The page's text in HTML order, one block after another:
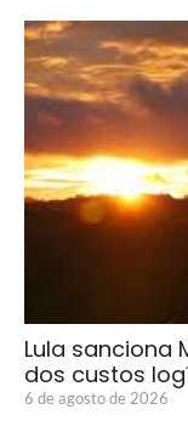
Lula sanciona
dos custos
6 de agosto de 2026